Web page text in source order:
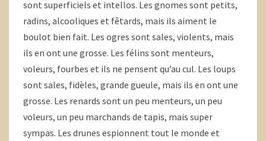
sont superficiels et intellos. Les gnomes sont petits,
radins, alcooliques et fêtards, mais ils aiment le
boulot bien fait. Les ogres sont sales, violents, mais
ils en ont une grosse. Les félins sont menteurs,
voleurs, fourbes et ils ne pensent qu’au cul. Les loups
sont sales, fidèles, grande gueule, mais ils en ont une
grosse. Les renards sont un peu menteurs, un peu
voleurs, un peu marchands de tapis, mais super
sympas. Les drunes espionnent tout le monde et